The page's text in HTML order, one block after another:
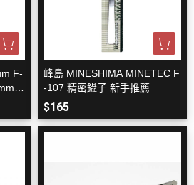
F-
峰島 MINESHIMA MINETEC F
-107 精密鑷子 新手推薦
$165